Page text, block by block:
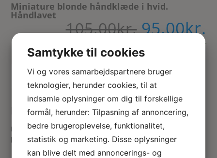
Miniature blonde håndklæde i hvid.
Håndlavet
105.00kr.Den
pris
var:
105.00kr..
95.00kr.
På lager
Tilføj til kurv
Hvidt miniature håndklæde med blonde
Hvidt håndkælde. Foldet så det enten kan hænges op eller
ligges på plads i skabet. 43 mm højt og 35 mm bredt
Samtykke til cookies
Vi og vores samarbejdspartnere bruger
teknologier, herunder cookies, til at
indsamle oplysninger om dig til forskellige
formål, herunder: Tilpasning af annoncering,
bedre brugeroplevelse, funktionalitet,
statistik og marketing. Disse oplysninger
kan blive delt med annoncerings- og